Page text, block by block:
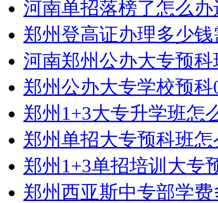
河南单招落榜了怎么
郑州登高证办理多少
河南郑州公办大专预
郑州公办大专学校预
郑州1+3大专升学班怎
郑州单招大专预科班
郑州1+3单招培训大专
郑州西亚斯中专部学